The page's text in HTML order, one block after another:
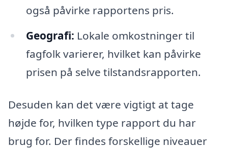
også påvirke rapportens pris.
Geografi: Lokale omkostninger til
fagfolk varierer, hvilket kan påvirke
prisen på selve tilstandsrapporten.
Desuden kan det være vigtigt at tage
højde for, hvilken type rapport du har
brug for. Der findes forskellige niveauer